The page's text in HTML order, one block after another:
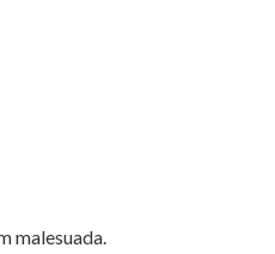
malesuada.